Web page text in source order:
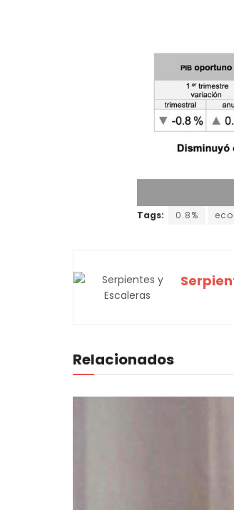
Tags: 0.8%
Relacionados